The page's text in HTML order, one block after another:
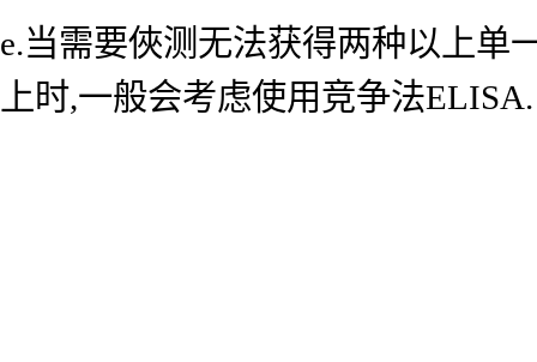
e.当需要俠测无法获得两种以上单
上时,一般会考虑使用竞争法ELISA.